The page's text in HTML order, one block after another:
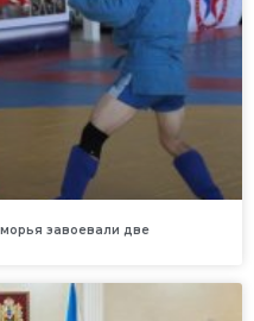
завоевали две